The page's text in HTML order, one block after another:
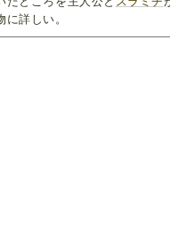
詳しい。